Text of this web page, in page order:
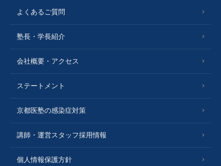
よくあるご質問
塾長・学長紹介
会社概要・アクセス
ステートメント
京都医塾の感染症対策
講師・運営スタッフ採用情報
個人情報保護方針